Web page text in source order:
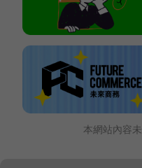
本網站內容